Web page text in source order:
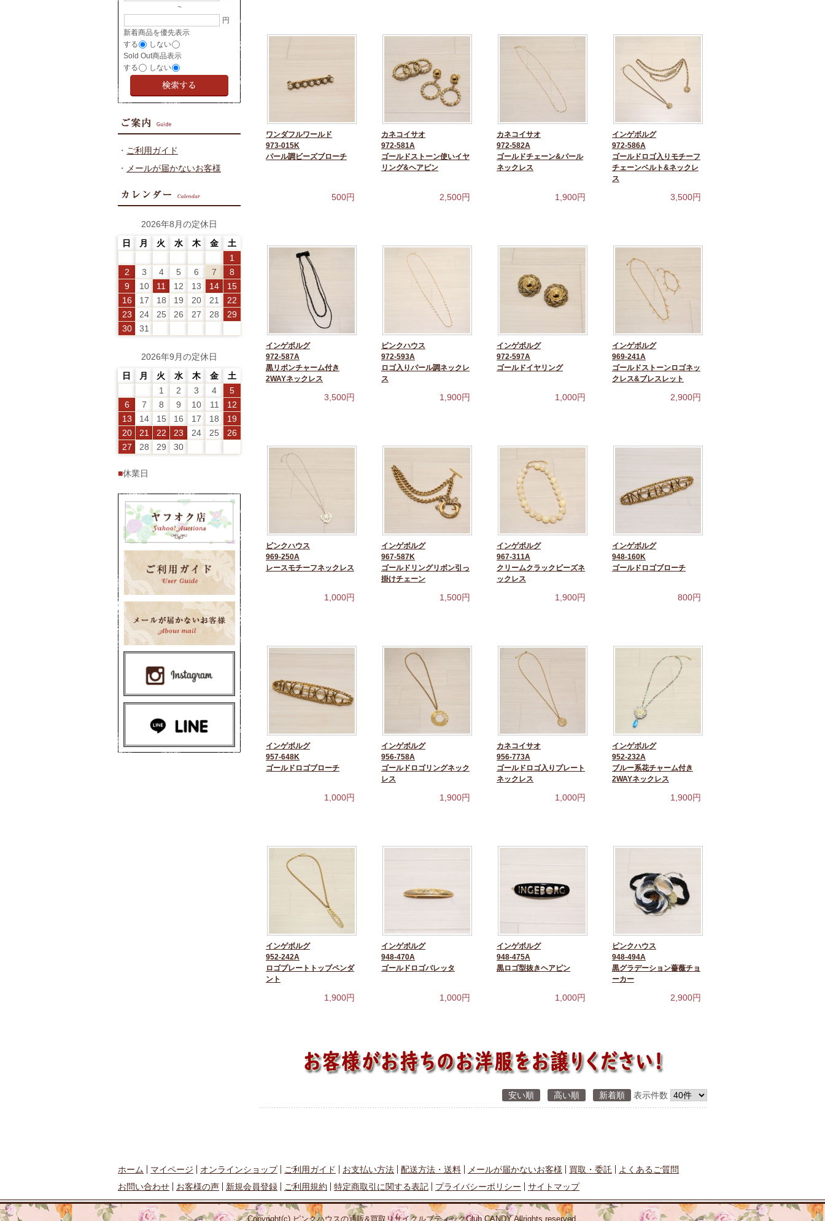
ワンダフルワールド
973-015K
パール調ビーズブローチ
500円
カネコイサオ
972-581A
ゴールドストーン使いイヤ
リング&ヘアピン
2,500円
カネコイサオ
972-582A
ゴールドチェーン&パール
ネックレス
1,900円
インゲボルグ
972-586A
ゴールドロゴ入りモチーフ
チェーンベルト&ネックレ
ス
3,500円
インゲボルグ
972-587A
黒リボンチャーム付き
2WAYネックレス
3,500円
ピンクハウス
972-593A
ロゴ入りパール調ネックレ
ス
1,900円
インゲボルグ
972-597A
ゴールドイヤリング
1,000円
インゲボルグ
969-241A
ゴールドストーンロゴネッ
クレス&ブレスレット
2,900円
ピンクハウス
969-250A
レースモチーフネックレス
1,000円
インゲボルグ
967-587K
ゴールドリングリボン引っ
掛けチェーン
1,500円
インゲボルグ
967-311A
クリームクラックビーズネ
ックレス
1,900円
インゲボルグ
948-160K
ゴールドロゴブローチ
800円
インゲボルグ
957-648K
ゴールドロゴブローチ
1,000円
インゲボルグ
956-758A
ゴールドロゴリングネック
レス
1,900円
カネコイサオ
956-773A
ゴールドロゴ入りプレート
ネックレス
1,000円
インゲボルグ
952-232A
ブルー系花チャーム付き
2WAYネックレス
1,900円
インゲボルグ
952-242A
ロゴプレートトップペンダ
ント
1,900円
インゲボルグ
948-470A
ゴールドロゴバレッタ
1,000円
インゲボルグ
948-475A
黒ロゴ型抜きヘアピン
1,000円
ピンクハウス
948-494A
黒グラデーション薔薇チョ
ーカー
2,900円
安い順 高い順 新着順 表示件数
~
円
新着商品を優先表示
する
しない
Sold Out商品表示
する
しない
・ ご利用ガイド
・ メールが届かないお客様
2026年8月の定休日
日
月 火 水 木 金
土
1
2
3 4 5 6 7
8
9
10 11 12 13 14
15
16
17 18 19 20 21
22
23
24 25 26 27 28
29
30
31
2026年9月の定休日
日
月 火 水 木 金
土
1
2 3 4
5
6
7 8 9 10 11
12
13
14 15 16 17 18
19
20
21 22 23 24 25
26
27
28 29 30
■休業日
ホーム マイページ オンラインショップ ご利用ガイド お支払い方法 配送方法・送料 メールが届かないお客様 買取・委託
よくあるご質問
お問い合わせ
お客様の声 新規会員登録 ご利用規約 特定商取引に関する表記 プライバシーポリシー サイトマップ
Copyright(c) ピンクハウスの通販&買取リサイクルブティックClub CANDY Allrights reserved.